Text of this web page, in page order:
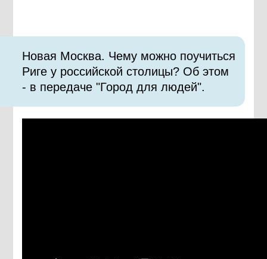
Новая Москва. Чему можно поучиться
Риге у российской столицы? Об этом
- в передаче "Город для людей".